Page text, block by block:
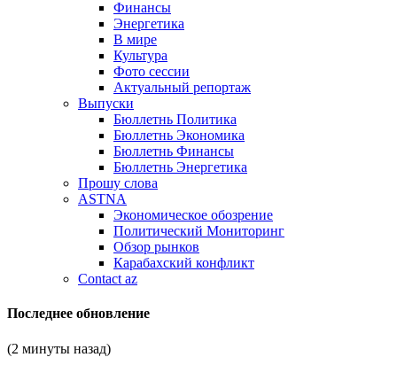
Финансы
Энергетика
В мире
Культура
Фото сессии
Актуальный репортаж
Выпуски
Бюллетнь Политика
Бюллетнь Экономика
Бюллетнь Финансы
Бюллетнь Энергетика
Прошу слова
ASTNA
Экономическое обозрение
Политический Мониторинг
Обзор рынков
Карабахский конфликт
Contact az
Последнее обновление
(2 минуты назад)